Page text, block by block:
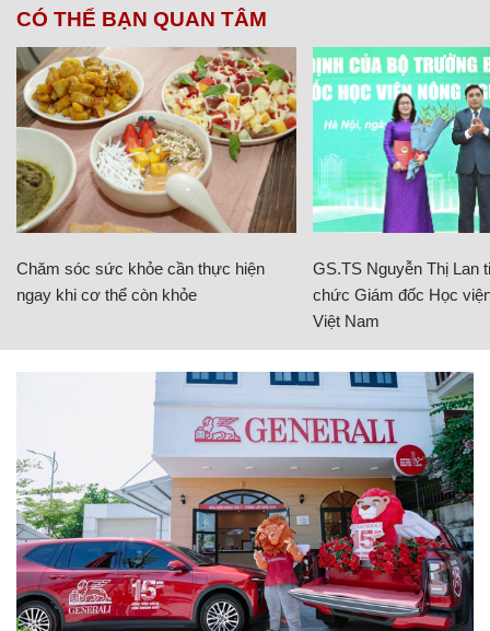
CÓ THỂ BẠN QUAN TÂM
Chăm sóc sức khỏe cần thực hiện
ngay khi cơ thể còn khỏe
GS.TS Nguyễn Thị Lan
chức Giám đốc Học
Việt Nam